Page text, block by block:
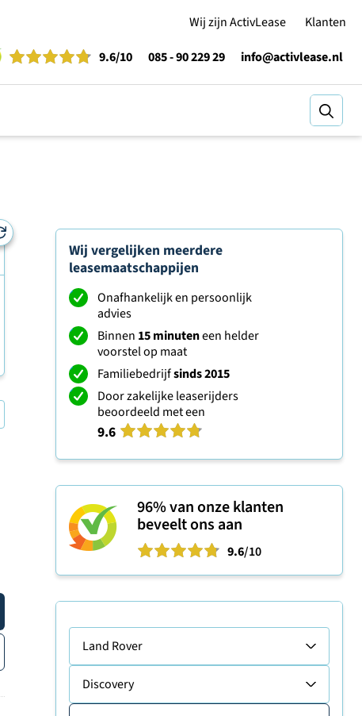
Wij zijn ActivLease
Klanten
9.6/10 085 - 90 229 29 info@activlease.nl
Wij vergelijken meerdere
leasemaatschappijen
Onafhankelijk en persoonlijk
advies
Binnen 15 minuteneen helder
voorstel op maat
Familiebedrijfsinds 2015
Door zakelijke leaserijders
beoordeeld met een
9.6
96%van onze klanten
beveelt ons aan
9.6/10
Land Rover
Discovery